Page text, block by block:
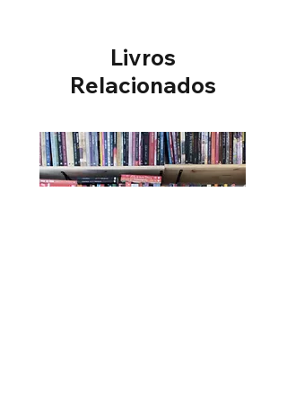
Livros
Relacionados